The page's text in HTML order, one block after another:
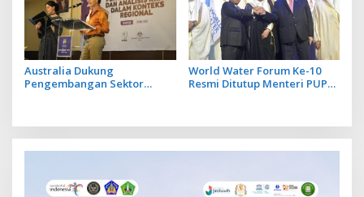
Australia Dukung
Pengembangan Sektor
World Water Forum Ke-10
Resmi Ditutup Menteri PUPR,